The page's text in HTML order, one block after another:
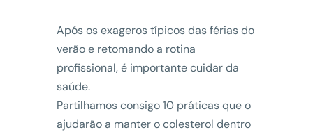
Após os exageros típicos das férias do
verão e retomando a rotina
profissional, é importante cuidar da
saúde.
Partilhamos consigo 10 práticas que o
ajudarão a manter o colesterol dentro